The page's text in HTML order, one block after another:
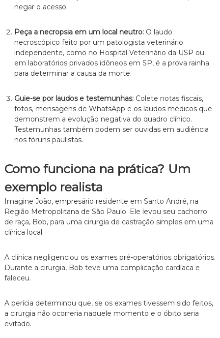
negar o acesso.
Peça a necropsia em um local neutro:O laudo
necroscópico feito por um patologista veterinário
independente,como no Hospital Veterinário da USP ou
em laboratórios privados idôneos em SP,é a prova rainha
para determinar a causa da morte.
Guie-se por laudos e testemunhas:Colete notas fiscais,
fotos,mensagens de WhatsApp e os laudos médicos que
demonstrem a evolução negativa do quadro clínico.
Testemunhas também podem ser ouvidas em audiência
nos fóruns paulistas.
Como funciona na prática? Um
exemplo realista
Imagine João,empresário residente em Santo André,na
Região Metropolitana de São Paulo. Ele levou seu cachorro
de raça,Bob,para uma cirurgia de castração simples em uma
clínica local.
A clínica negligenciou os exames pré-operatórios obrigatórios.
Durante a cirurgia,Bob teve uma complicação cardíaca e
faleceu.
A perícia determinou que,se os exames tivessem sido feitos,
a cirurgia não ocorreria naquele momento e o óbito seria
evitado.